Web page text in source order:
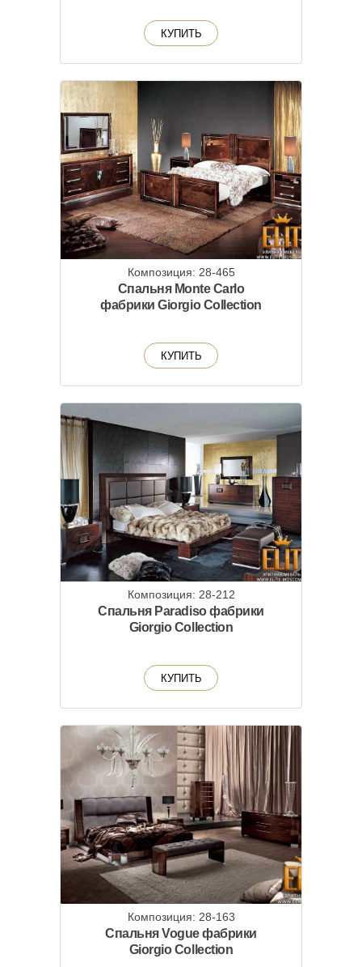
КУПИТЬ
Композиция: 28-465
Спальня Monte Carlo
фабрики Giorgio Collection
КУПИТЬ
Композиция: 28-212
Спальня Paradiso фабрики
Giorgio Collection
КУПИТЬ
Композиция: 28-163
Спальня Vogue фабрики
Giorgio Collection